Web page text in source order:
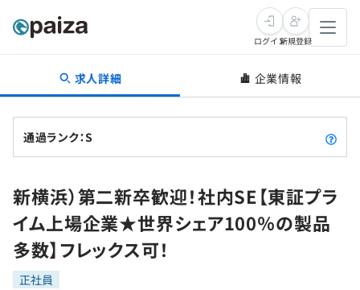
転職・キャリア
転職成功ガイド
転職エージェント
インタビュー
転職成功ガイド
新卒就活
求人検索
本選考
インターン
学習
問題集
プログラミング言語
ゲーム・マンガ
ログイン新規登録
求人詳細 企業情報
通過ランク：S
新横浜）第二新卒歓迎！社内SE【東証プラ
イム上場企業★世界シェア100％の製品
多数】フレックス可！
正社員